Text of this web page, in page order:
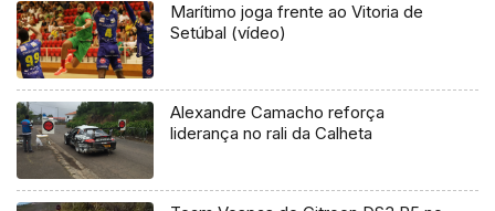
Marítimo joga frente ao Vitoria de
Setúbal (vídeo)
Alexandre Camacho reforça
liderança no rali da Calheta